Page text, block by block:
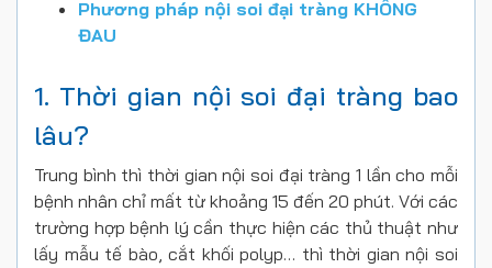
Phương pháp nội soi đại tràng KHÔNG
ĐAU
1. Thời gian nội soi đại tràng bao
lâu?
Trung bình thì thời gian nội soi đại tràng 1 lần cho mỗi
bệnh nhân chỉ mất từ khoảng 15 đến 20 phút. Với các
trường hợp bệnh lý cần thực hiện các thủ thuật như
lấy mẫu tế bào, cắt khối polyp… thì thời gian nội soi